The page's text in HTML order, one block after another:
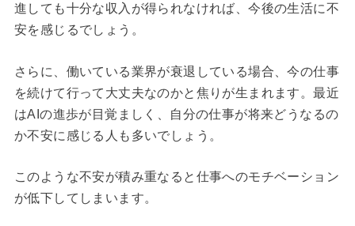
進しても十分な収入が得られなければ、今後の生活に不
安を感じるでしょう。
さらに、働いている業界が衰退している場合、今の仕事
を続けて行って大丈夫なのかと焦りが生まれます。最近
はAIの進歩が目覚ましく、自分の仕事が将来どうなるの
か不安に感じる人も多いでしょう。
このような不安が積み重なると仕事へのモチベーション
が低下してしまいます。